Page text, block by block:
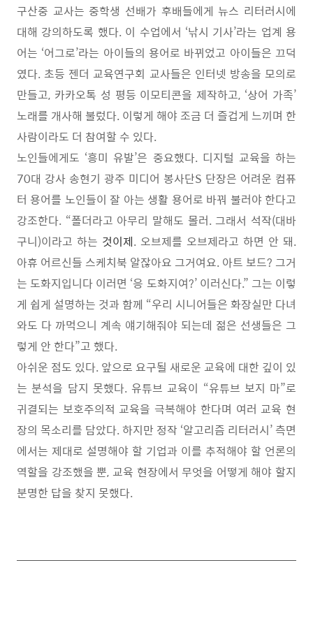
구산중 교사는 중학생 선배가 후배들에게 뉴스 리터러시에
대해 강의하도록 했다. 이 수업에서 ‘낚시 기사’라는 업계 용
어는 ‘어그로’라는 아이들의 용어로 바뀌었고 아이들은 끄덕
였다.초등 젠더 교육연구회 교사들은 인터넷 방송을 모의로
만들고, 카카오톡 성 평등 이모티콘을 제작하고, ‘상어 가족’
노래를 개사해 불렀다. 이렇게 해야 조금 더 즐겁게 느끼며 한
사람이라도 더 참여할 수 있다.
노인들에게도 ‘흥미 유발’은 중요했다. 디지털 교육을 하는
70대 강사 송현기 광주 미디어 봉사단S 단장은 어려운 컴퓨
터 용어를 노인들이 잘 아는 생활 용어로 바꿔 불러야 한다고
강조한다. “폴더라고 아무리 말해도 몰러. 그래서 석작(대바
구니)이라고 하는 것이제. 오브제를 오브제라고 하면 안 돼.
아휴 어르신들 스케치북 알잖아요 그거여요. 아트 보드? 그거
는 도화지입니다 이러면 ‘응 도화지여?’ 이러신다.” 그는 이렇
게 쉽게 설명하는 것과 함께 “우리 시니어들은 화장실만 다녀
와도 다 까먹으니 계속 얘기해줘야 되는데 젊은 선생들은 그
렇게 안 한다”고 했다.
아쉬운 점도 있다. 앞으로 요구될 새로운 교육에 대한 깊이 있
는 분석을 담지 못했다. 유튜브 교육이 “유튜브 보지 마”로
귀결되는 보호주의적 교육을 극복해야 한다며 여러 교육 현
장의 목소리를 담았다. 하지만 정작 ‘알고리즘 리터러시’측면
에서는 제대로 설명해야 할 기업과 이를 추적해야 할 언론의
역할을 강조했을 뿐, 교육 현장에서 무엇을 어떻게 해야 할지
분명한 답을 찾지 못했다.